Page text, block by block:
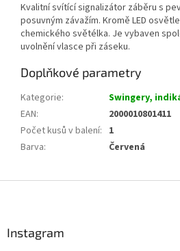
Kvalitní svítící signalizátor záběru s
posuvným závažím. Kromě LED
chemického světélka. Je vybaven
uvolnění vlasce při záseku.
Doplňkové parametry
Kategorie:
Swingery,
EAN:
2000010801411
Počet kusů v balení: 1
Barva: Červená
Instagram